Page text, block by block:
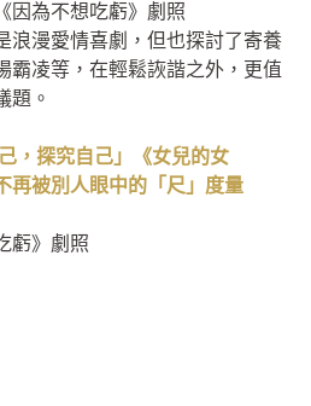
因為不想吃虧》劇照
浪漫愛情喜劇，但也探討了寄養
霸凌等，在輕鬆詼諧之外，更值
題。
，探究自己」《女兒的女
再被別人眼中的「尺」度量
虧》劇照